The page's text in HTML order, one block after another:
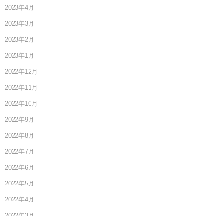
2023年4月
2023年3月
2023年2月
2023年1月
2022年12月
2022年11月
2022年10月
2022年9月
2022年8月
2022年7月
2022年6月
2022年5月
2022年4月